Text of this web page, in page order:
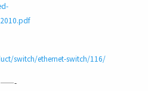
switch/ethernet-switch/116/